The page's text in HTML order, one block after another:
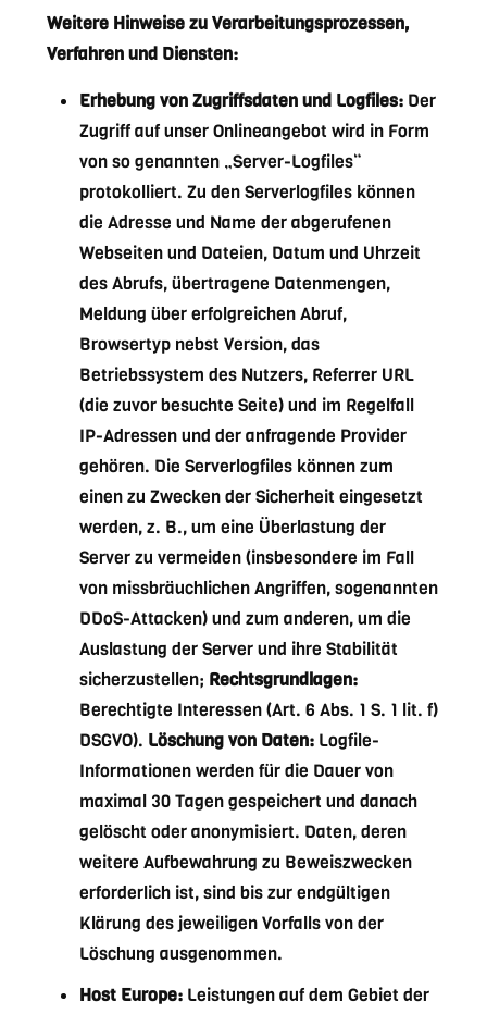
Weitere Hinweise zu Verarbeitungsprozessen,
Verfahren und Diensten:
Erhebung von Zugriffsdaten und Logfiles: Der
Zugriff auf unser Onlineangebot wird in Form
von so genannten „Server-Logfiles“
protokolliert. Zu den Serverlogfiles können
die Adresse und Name der abgerufenen
Webseiten und Dateien, Datum und Uhrzeit
des Abrufs, übertragene Datenmengen,
Meldung über erfolgreichen Abruf,
Browsertyp nebst Version, das
Betriebssystem des Nutzers, Referrer URL
(die zuvor besuchte Seite) und im Regelfall
IP-Adressen und der anfragende Provider
gehören. Die Serverlogfiles können zum
einen zu Zwecken der Sicherheit eingesetzt
werden, z. B., um eine Überlastung der
Server zu vermeiden (insbesondere im Fall
von missbräuchlichen Angriffen, sogenannten
DDoS-Attacken) und zum anderen, um die
Auslastung der Server und ihre Stabilität
sicherzustellen; Rechtsgrundlagen:
Berechtigte Interessen (Art. 6 Abs. 1 S. 1 lit. f)
DSGVO). Löschung von Daten: Logfile-
Informationen werden für die Dauer von
maximal 30 Tagen gespeichert und danach
gelöscht oder anonymisiert. Daten, deren
weitere Aufbewahrung zu Beweiszwecken
erforderlich ist, sind bis zur endgültigen
Klärung des jeweiligen Vorfalls von der
Löschung ausgenommen.
Host Europe: Leistungen auf dem Gebiet der